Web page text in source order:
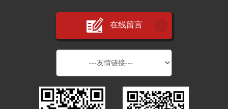
在线留言